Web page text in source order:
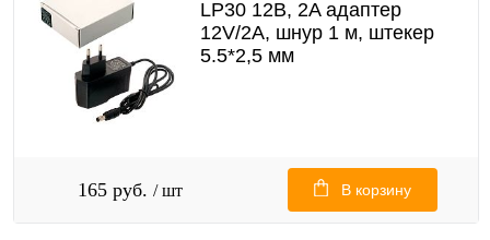
LP30 12В, 2A адаптер
12V/2A, шнур 1 м, штекер
5.5*2,5 мм
165 руб. / шт В корзину